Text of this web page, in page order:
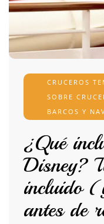
CRUCEROS
SOBRE
BARCOS Y
¿Qué
Disney?
incluido
antes de